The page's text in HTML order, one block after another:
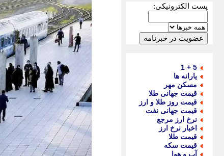
پست الکترونیکی:
5 + 1
یارانه ها
مسکن مهر
قیمت جهانی طلا
قیمت روز طلا و ارز
قیمت جهانی نفت
نرخ ارز مرجع
اخبار نرخ ارز
قیمت طلا
قیمت سکه
آب و هوا